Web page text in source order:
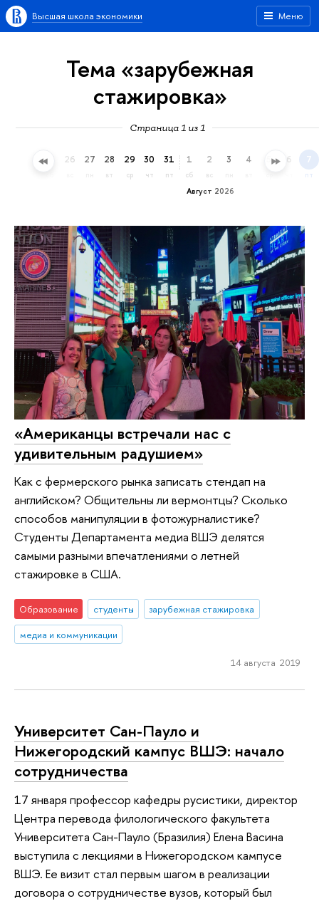
Меню
Высшая школа экономики
Тема «зарубежная
стажировка»
Страница 1 из 1
25 26 27 28
вт
29
ср
30
чт
31
пт
Август 2026
1
сб
2
вс
3 4 5 6 7
пт
«Американцы встречали нас с
удивительным радушием»
Как с фермерского рынка записать стендап на
английском? Общительны ли вермонтцы? Сколько
способов манипуляции в фотожурналистике?
Студенты Департамента медиа ВШЭ делятся
самыми разными впечатлениями о летней
стажировке в США.
Образование студенты
зарубежная стажировка
медиа и коммуникации
14 августа 2019
Университет Сан-Пауло и
Нижегородский кампус ВШЭ: начало
сотрудничества
17 января профессор кафедры русистики, директор
Центра перевода филологического факультета
Университета Сан-Пауло (Бразилия) Елена Васина
выступила с лекциями в Нижегородском кампусе
ВШЭ. Ее визит стал первым шагом в реализации
договора о сотрудничестве вузов, который был